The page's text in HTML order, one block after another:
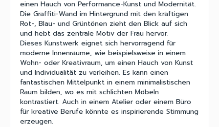
einen Hauch von Performance-Kunst und Modernität.
Die Graffiti-Wand im Hintergrund mit den kräftigen
Rot-, Blau- und Grüntönen zieht den Blick auf sich
und hebt das zentrale Motiv der Frau hervor.
Dieses Kunstwerk eignet sich hervorragend für
moderne Innenräume, wie beispielsweise in einem
Wohn- oder Kreativraum, um einen Hauch von Kunst
und Individualität zu verleihen. Es kann einen
fantastischen Mittelpunkt in einem minimalistischen
Raum bilden, wo es mit schlichten Möbeln
kontrastiert. Auch in einem Atelier oder einem Büro
für kreative Berufe könnte es inspirierende Stimmung
erzeugen.